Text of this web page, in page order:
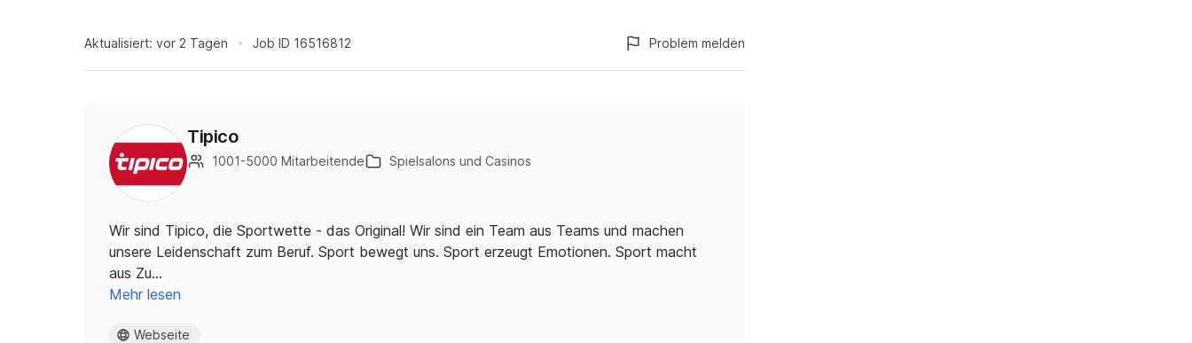
Aktualisiert: vor 2 Tagen Job ID 16516812 Problem melden
Tipico
1001-5000 Mitarbeitende Spielsalons und Casinos
Wir sind Tipico, die Sportwette - das Original! Wir sind ein Team aus Teams und machen
unsere Leidenschaft zum Beruf. Sport bewegt uns. Sport erzeugt Emotionen. Sport macht
aus Zu…
Mehr lesen
Webseite